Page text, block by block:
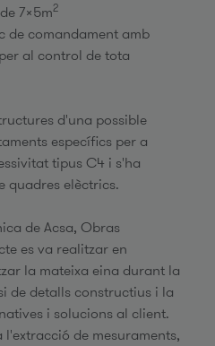
7x5m2
de comandament amb
al control de tota
d'una possible
específics per a
tipus C4 i s'ha
quadres elèctrics.
de Acsa, Obras
es va realitzar en
la mateixa eina durant la
de detalls constructius i la
i solucions al client.
l'extracció de mesuraments,